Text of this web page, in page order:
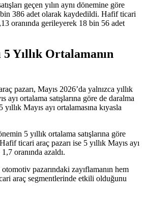
geçen yılın aynı dönemine göre
386 adet olarak kaydedildi. Hafif ticari
oranında gerileyerek 18 bin 56 adet
5 Yıllık Ortalamanın
pazarı, Mayıs 2026’da yalnızca yıllık
ayı ortalama satışlarına göre de daralma
Mayıs ayı ortalamasına kıyasla
5 yıllık ortalama satışlarına göre
ticari araç pazarı ise 5 yıllık Mayıs ayı
oranında azaldı.
pazarındaki zayıflamanın hem
araç segmentlerinde etkili olduğunu